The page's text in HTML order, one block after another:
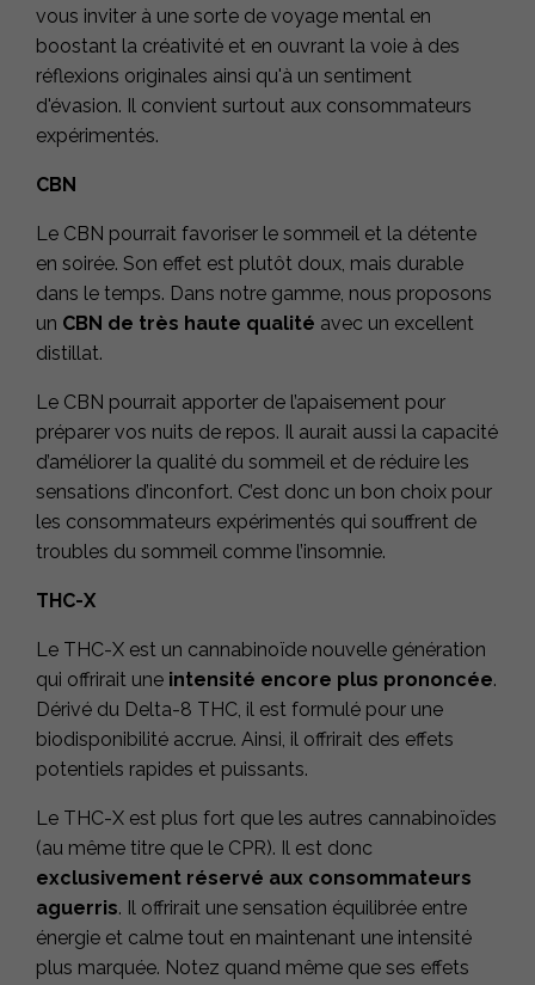
vous inviter à une sorte de voyage mental en
boostant la créativité et en ouvrant la voie à des
réflexions originales ainsi qu'à un sentiment
d'évasion. Il convient surtout aux consommateurs
expérimentés.
CBN
Le CBN pourrait favoriser le sommeil et la détente
en soirée. Son effet est plutôt doux, mais durable
dans le temps. Dans notre gamme, nous proposons
un CBN de très haute qualité avec un excellent
distillat.
Le CBN pourrait apporter de l’apaisement pour
préparer vos nuits de repos. Il aurait aussi la capacité
d’améliorer la qualité du sommeil et de réduire les
sensations d’inconfort. C’est donc un bon choix pour
les consommateurs expérimentés qui souffrent de
troubles du sommeil comme l’insomnie.
THC-X
Le THC-X est un cannabinoïde nouvelle génération
qui offrirait une intensité encore plus prononcée.
Dérivé du Delta-8 THC, il est formulé pour une
biodisponibilité accrue. Ainsi, il offrirait des effets
potentiels rapides et puissants.
Le THC-X est plus fort que les autres cannabinoïdes
(au même titre que le CPR). Il est donc
exclusivement réservé aux consommateurs
aguerris. Il offrirait une sensation équilibrée entre
énergie et calme tout en maintenant une intensité
plus marquée. Notez quand même que ses effets